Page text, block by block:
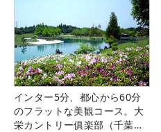
インター5分、都心から60分
のフラットな美観コース。大
栄カントリー俱楽部（千葉